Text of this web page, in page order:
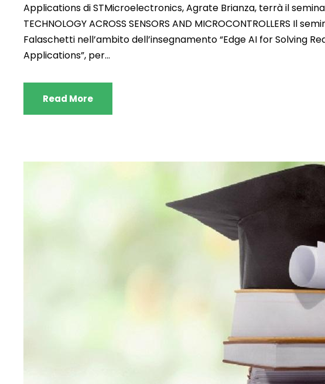
Applications di STMicroelectronics, Agrate Brianza, terrà il
TECHNOLOGY ACROSS SENSORS AND MICROCONTROLLERS Il
Falaschetti nell’ambito dell’insegnamento “Edge AI for Solving
Applications”, per...
Read More